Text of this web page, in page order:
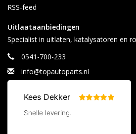
RSS-feed
Uitlaataanbiedingen
Specialist in uitlaten, katalysatoren en
0541-700-233
info@topautoparts.nl